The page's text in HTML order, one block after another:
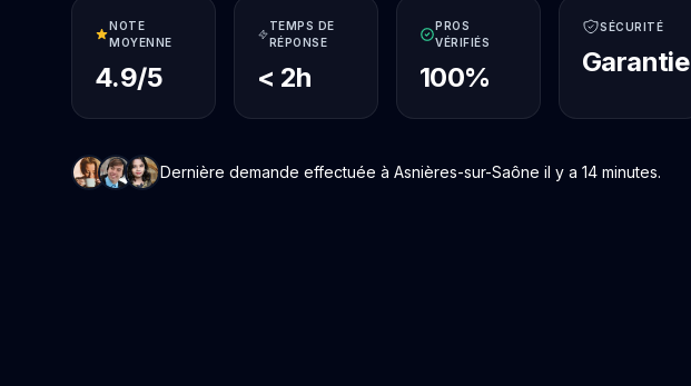
NOTE
MOYENNE
4.9/5
TEMPS DE
RÉPONSE
< 2h
PROS
VÉRIFIÉS
100%
SÉCURITÉ
Garantie
Dernière demande effectuée à Asnières-sur-Saône il y a 14 minutes.